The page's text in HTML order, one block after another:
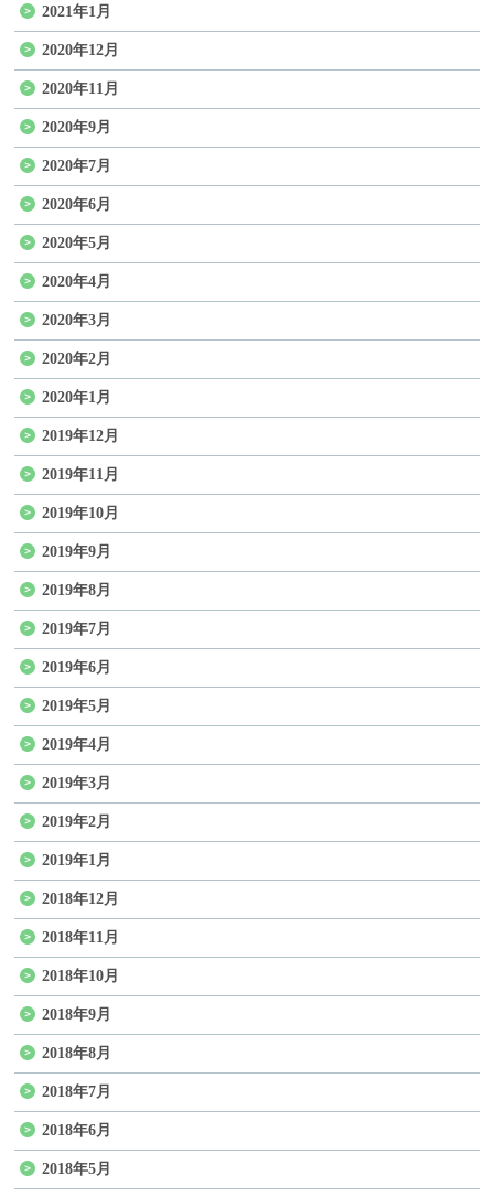
2021年1月
2020年12月
2020年11月
2020年9月
2020年7月
2020年6月
2020年5月
2020年4月
2020年3月
2020年2月
2020年1月
2019年12月
2019年11月
2019年10月
2019年9月
2019年8月
2019年7月
2019年6月
2019年5月
2019年4月
2019年3月
2019年2月
2019年1月
2018年12月
2018年11月
2018年10月
2018年9月
2018年8月
2018年7月
2018年6月
2018年5月